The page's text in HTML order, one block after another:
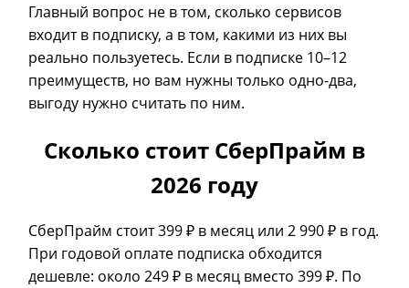
Главный вопрос не в том, сколько сервисов
входит в подписку, а в том, какими из них вы
реально пользуетесь. Если в подписке 10–12
преимуществ, но вам нужны только одно-два,
выгоду нужно считать по ним.
Сколько стоит СберПрайм в
2026 году
СберПрайм стоит 399 ₽ в месяц или 2 990 ₽ в год.
При годовой оплате подписка обходится
дешевле: около 249 ₽ в месяц вместо 399 ₽. По